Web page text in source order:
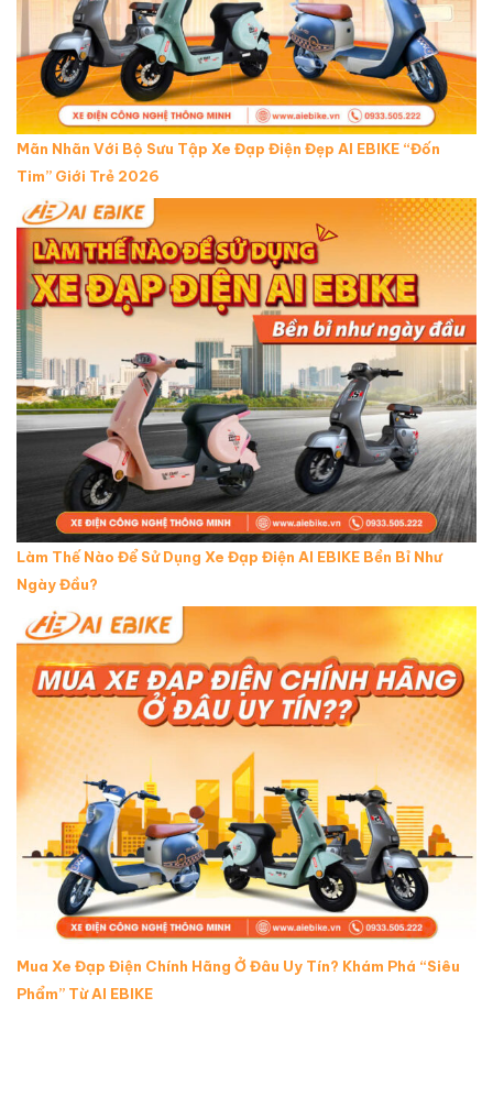
Mãn Nhãn Với Bộ Sưu Tập Xe Đạp Điện Đẹp AI EBIKE “Đốn
Tim” Giới Trẻ 2026
Làm Thế Nào Để Sử Dụng Xe Đạp Điện AI EBIKE Bền Bỉ Như
Ngày Đầu?
Mua Xe Đạp Điện Chính Hãng Ở Đâu Uy Tín? Khám Phá “Siêu
Phẩm” Từ AI EBIKE